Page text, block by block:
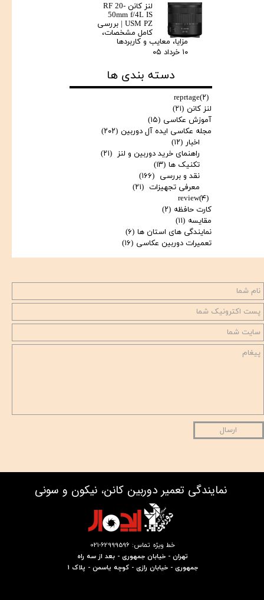
★★
ارسال
لنز کانن RF 20-
50mm f/4L IS
USM PZ | بررسی
کامل مشخصات،
مزایا، معایب و کاربردها
۱۰ خرداد ۰۵
دسته بندی ها
reprtage(۲)
لنز کانن (۲۱)
آموزش عکاسی (۱۵)
مجله عکاسی ایده آل دوربین (۲۰۲)
اخبار (۱۲)
راهنمای خرید دوربین و لنز
(۲۱)
تکنیک ها (۱۳)
نقد و بررسی (۱۶۶)
معرفی تجهیزات (۲۱)
review(۴)
کارت حافظه (۲)
مقایسه (۱۱)
نمایندگی های استان ها (۶)
تعمیرات دوربین عکاسی (۱۶)
نمایندگی تعمیر دوربین کانن، نیکون و سونی
خط ویژه تماس: 62999596-021
تهران - خیابان جمهوری - بعد از سه راه
جمهوری - خیابان رازی - کوچه یاسمن - پلاک 1